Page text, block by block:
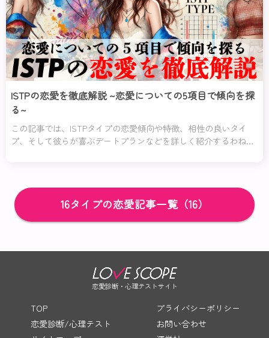
ISTPの恋愛を徹底解説 ~恋愛についての5項目で傾向を探
る~
この記事では、ISTPタイプの恋愛傾向や特徴、相性の良いタイ
プ、そして彼らが喜ぶデートプランなどを詳しく紹介するわね。
16タイプの恋愛記事一覧（16）
恋愛診断・心理テストサイト
TOP
恋愛診断/心理テスト
プライバシーポリシー
お問い合わせ